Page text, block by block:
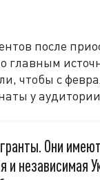
после
главным
чтобы с
у
Они
и независимая